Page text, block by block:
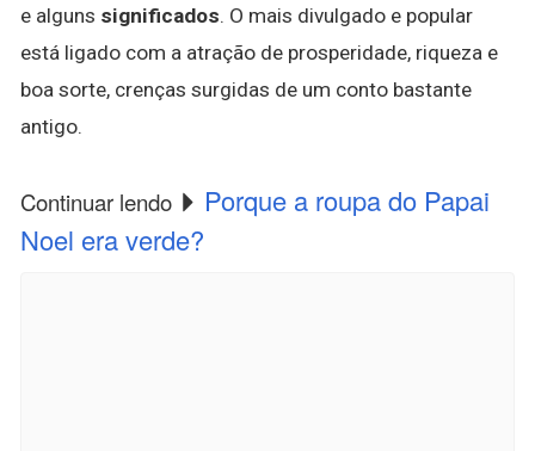
e alguns significados. O mais divulgado e popular
está ligado com a atração de prosperidade, riqueza e
boa sorte, crenças surgidas de um conto bastante
antigo.
Continuar lendo
Porque a roupa do Papai
Noel era verde?